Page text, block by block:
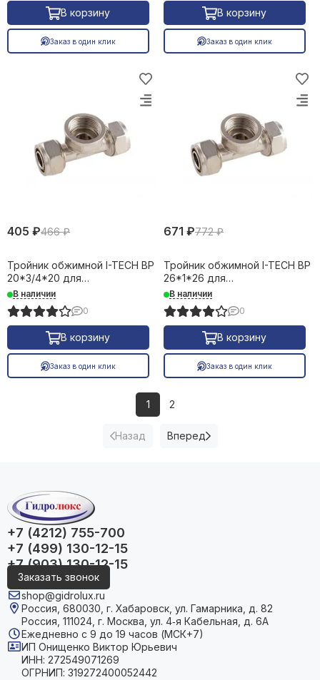
В корзину
Заказ в один клик
В корзину
Заказ в один клик
405 ₽466 ₽
Тройник обжимной I-TECH ВР
20*3/4*20 для
металлопластиковых труб
16656
В наличии
0
В корзину
Заказ в один клик
671 ₽772 ₽
Тройник обжимной I-TECH ВР
26*1*26 для
металлопластиковых труб
16657
В наличии
0
В корзину
Заказ в один клик
Назад
1 2
Вперед
+7 (4212) 755-700
+7 (499) 130-12-15
+7 (903) 130-12-15
Заказать звонок
shop@gidrolux.ru
Россия, 680030, г. Хабаровск, ул. Гамарника, д. 82
Россия, 111024, г. Москва, ул. 4‑я Кабельная, д. 6А
Ежедневно с 9 до 19 часов (МСК+7)
ИП Онищенко Виктор Юрьевич
ИНН: 272549071269
ОГРНИП: 319272400052442